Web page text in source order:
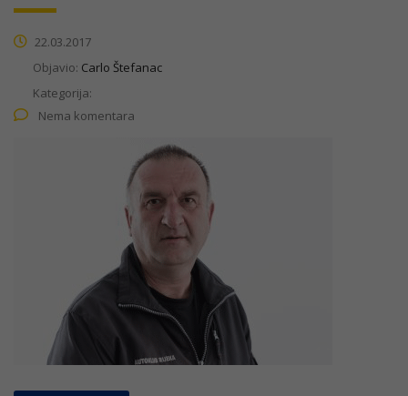
22.03.2017
Objavio: Carlo Štefanac
Kategorija:
Nema komentara